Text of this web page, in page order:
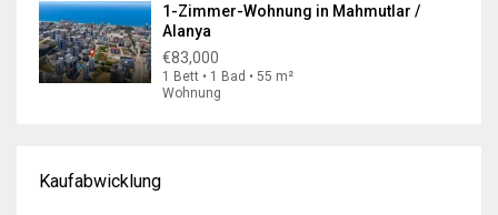
1-Zimmer-Wohnung in Mahmutlar /
Alanya
€83,000
1 Bett • 1 Bad • 55 m²
Wohnung
Kaufabwicklung